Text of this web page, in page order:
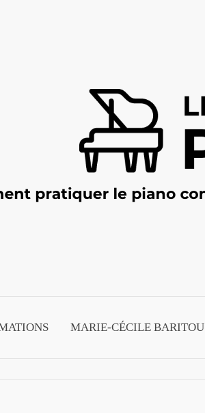
MARIE-CÉCILE BARITOU